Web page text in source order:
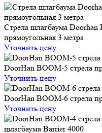
Стрела шлагбаума
прямоугольная 3 метра
Уточнить цену
DoorHan BOOM-5 стрела
Уточнить цену
DoorHan BOOM-6 стрела
Уточнить цену